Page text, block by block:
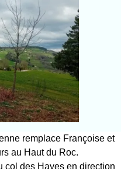
remplace Françoise et
au Haut du Roc.
col des Hayes en direction